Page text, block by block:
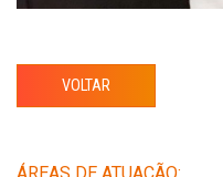
VOLTAR
ÁREAS DE ATUAÇÃO: